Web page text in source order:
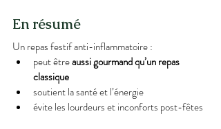
En résumé
Un repas festif anti-inflammatoire :
peut être aussi gourmand qu’un repas
classique
soutient la santé et l’énergie
évite les lourdeurs et inconforts post-fêtes